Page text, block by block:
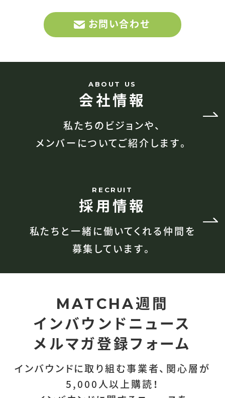
お問い合わせ
ABOUT US
会社情報
私たちのビジョンや、
メンバーについてご紹介します。
RECRUIT
採用情報
私たちと一緒に働いてくれる仲間を
募集しています。
MATCHA週間
インバウンドニュース
メルマガ登録フォーム
インバウンドに取り組む事業者、関心層が
5,000人以上購読！